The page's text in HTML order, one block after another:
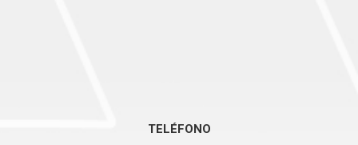
TELÉFONO